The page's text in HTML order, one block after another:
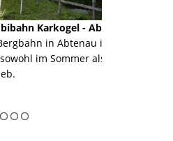
Abtenau - Salzburg
ist eine Kombibahn
als auch im Winter in